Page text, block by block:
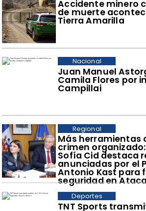
Accidente minero
de muerte
Tierra Amarilla
Juan Manuel
Camila Flores por
Campillai
Nacional
​Más herramientas
crimen
Sofía Cid destaca
anunciadas por el
Antonio Kast para
seguridad en
Regional
TNT Sports
Deportes